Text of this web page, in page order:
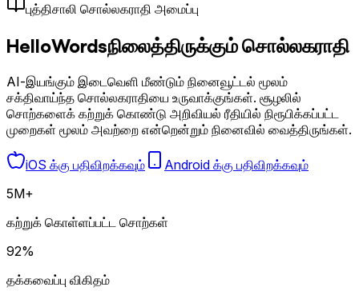
புத்திசாலி சொல்லகராதி அமைப்பு
HelloWordsநிலைத்திருக்கும் சொல்லகராதி
AI-இயங்கும் இடைவெளி மீண்டும் நினைவூட்டல் மூலம்
சக்திவாய்ந்த சொல்லகராதியை உருவாக்குங்கள். சூழலில்
சொற்களைக் கற்றுக் கொண்டு அறிவியல் ரீதியில் நிரூபிக்கப்பட்ட
முறைகள் மூலம் அவற்றை என்றென்றும் நினைவில் வைத்திருங்கள்.
iOS க்கு பதிவிறக்கவும்
Android க்கு பதிவிறக்கவும்
5M+
கற்றுக் கொள்ளப்பட்ட சொற்கள்
92%
தக்கவைப்பு விகிதம்